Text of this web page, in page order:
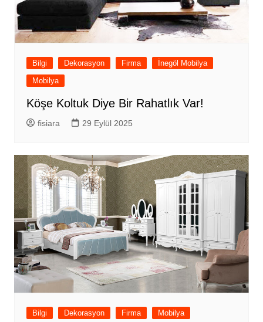
Bilgi Dekorasyon Firma
İnegöl Mobilya
Mobilya
Köşe Koltuk Diye Bir Rahatlık Var!
fisiara 29 Eylül 2025
Bilgi Dekorasyon Firma
Mobilya